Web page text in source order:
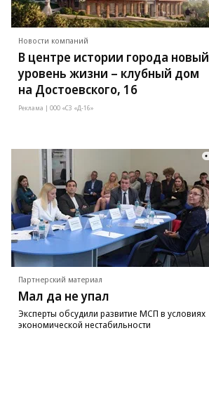
Новости компаний
В центре истории города новый
уровень жизни – клубный дом
на Достоевского, 16
Реклама | ООО «СЗ «Д-16»
Партнерский материал
Мал да не упал
Эксперты обсудили развитие МСП в условиях
экономической нестабильности